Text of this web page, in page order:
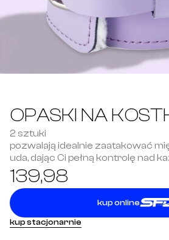
OPASKI NA
2 sztuki
pozwalają idealnie zaatakować
uda, dając Ci pełną kontrolę nad
139,98
kup online
kup stacjonarnie